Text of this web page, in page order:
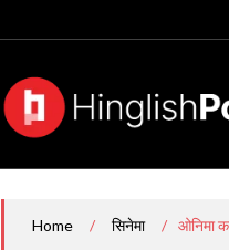
Home / सिनेमा / ओनिमा